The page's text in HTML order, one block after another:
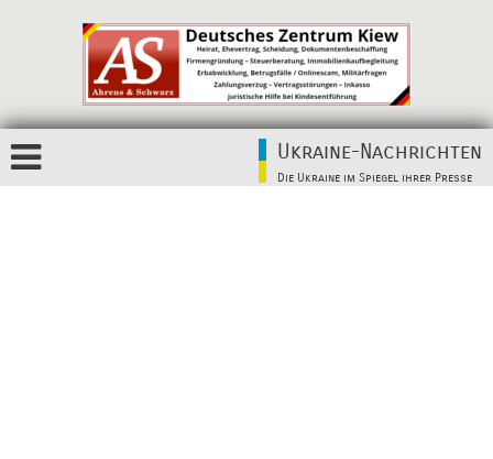
Ukraine-Nachrichten
Die Ukraine im Spiegel ihrer Presse